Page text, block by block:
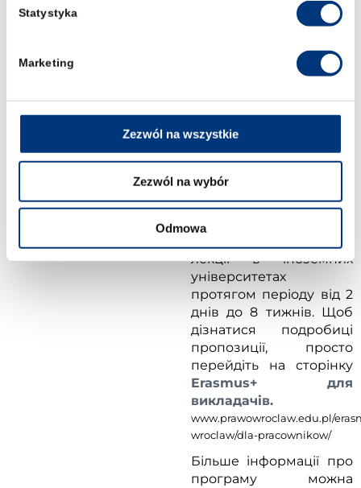
Statystyka
Marketing
Zezwól na wszystkie
Zezwól na wybór
Odmowa
стипендій, наприклад,
Протягом періоду
(так звана Learning
Agreement), студент
звільняється від сплати
плати за навчання
WSP.
Проте викладачі Школи
лекції в іноземних
університетах
протягом періоду від 2
днів до 8 тижнів. Щоб
дізнатися подробиці
пропозиції, просто
перейдіть на сторінку
Erasmus+ для
викладачів.
www.prawowroclaw.edu.pl/
wroclaw/dla-pracownikow/
Більше інформації про
програму можна